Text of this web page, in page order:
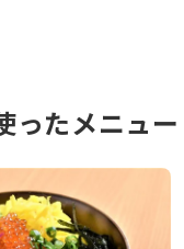
ったメニュー